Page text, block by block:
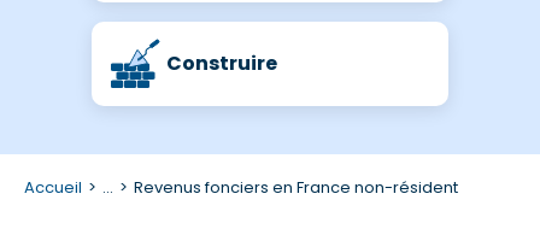
Construire
Accueil ... Revenus fonciers en France non-résident